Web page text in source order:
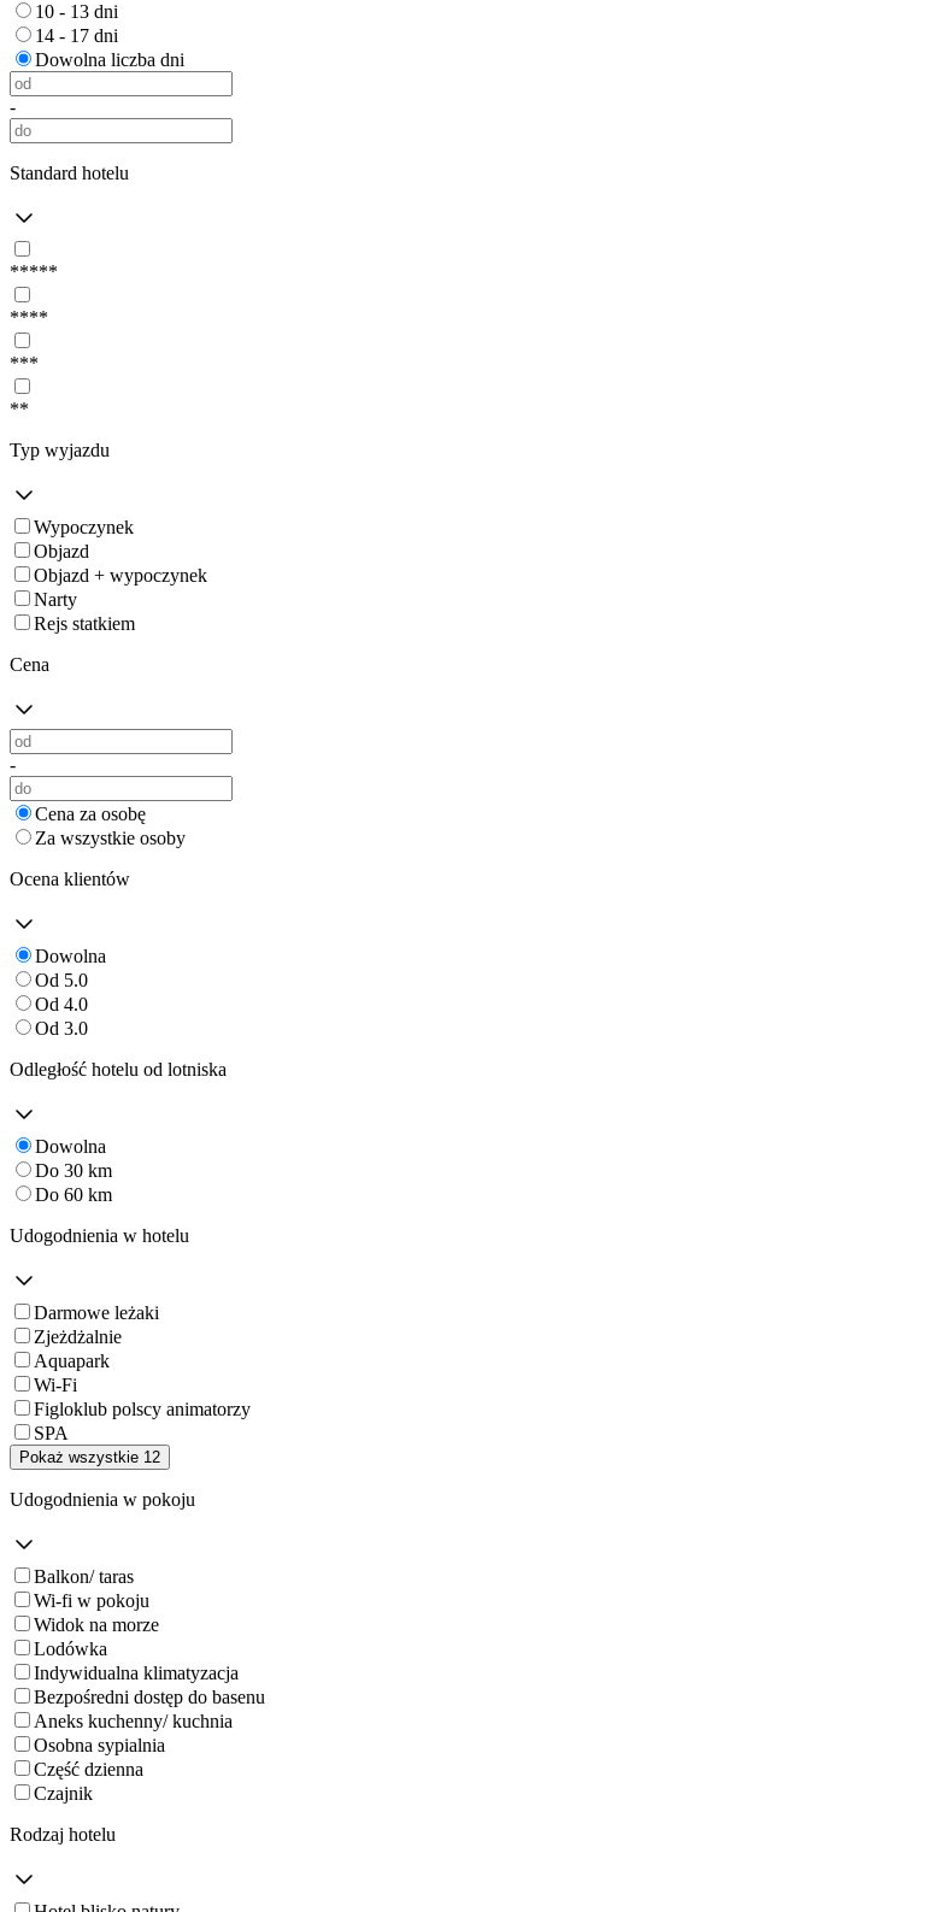
10 - 13 dni
14 - 17 dni
Dowolna liczba dni
-
Standard hotelu
*****
****
***
**
Typ wyjazdu
Wypoczynek
Objazd
Objazd + wypoczynek
Narty
Rejs statkiem
Cena
-
Cena za osobę
Za wszystkie osoby
Ocena klientów
Dowolna
Od 5.0
Od 4.0
Od 3.0
Odległość hotelu od lotniska
Dowolna
Do 30 km
Do 60 km
Udogodnienia w hotelu
Darmowe leżaki
Zjeżdżalnie
Aquapark
Wi-Fi
Figloklub polscy animatorzy
SPA
Pokaż wszystkie 12
Udogodnienia w pokoju
Balkon/ taras
Wi-fi w pokoju
Widok na morze
Lodówka
Indywidualna klimatyzacja
Bezpośredni dostęp do basenu
Aneks kuchenny/ kuchnia
Osobna sypialnia
Część dzienna
Czajnik
Rodzaj hotelu